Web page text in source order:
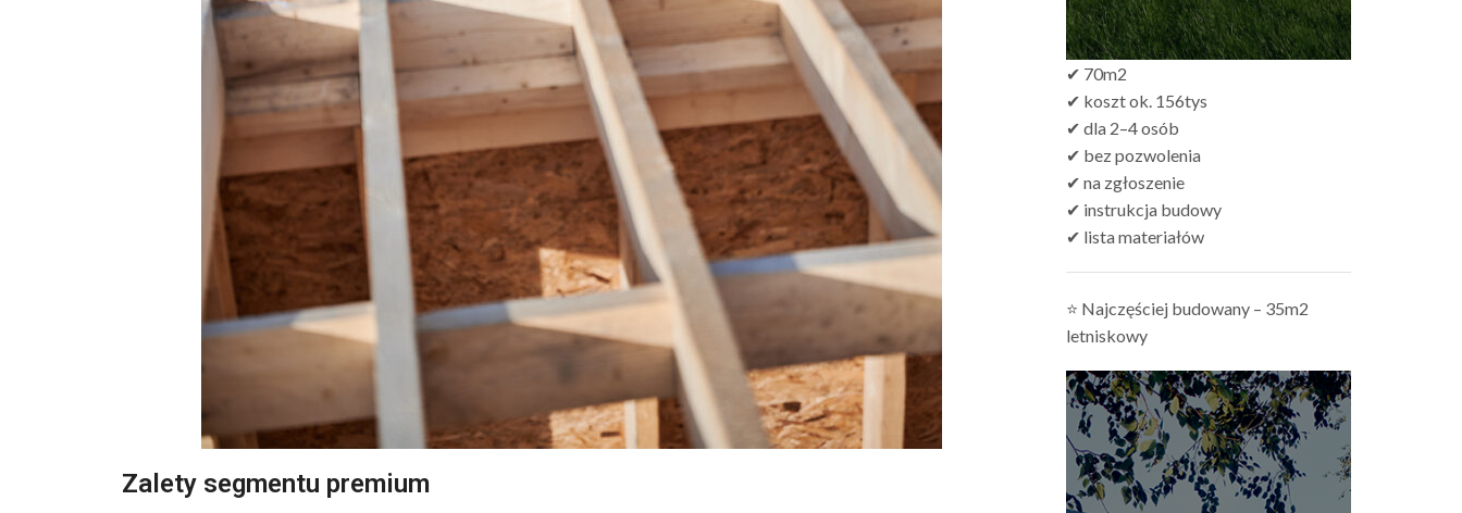
Zalety segmentu premium
✔ 70m2
✔ koszt ok. 156tys
✔ dla 2–4 osób
✔ bez pozwolenia
✔ na zgłoszenie
✔ instrukcja budowy
✔ lista materiałów
⭐ Najczęściej budowany – 35m2
letniskowy